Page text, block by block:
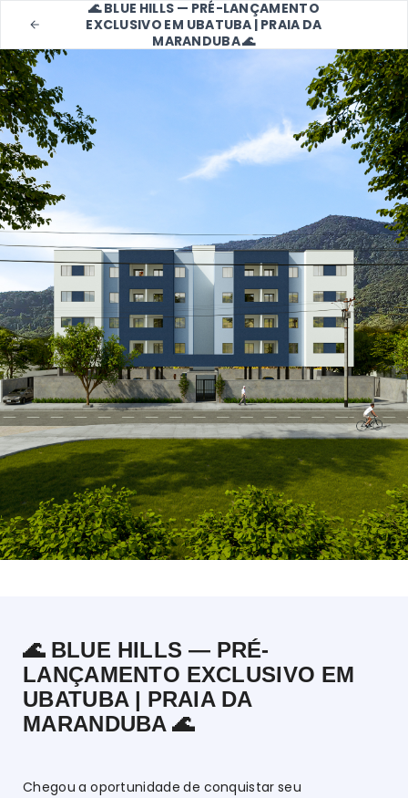
🌊 BLUE HILLS — PRÉ-LANÇAMENTO
EXCLUSIVO EM UBATUBA | PRAIA DA
MARANDUBA 🌊
🌊 BLUE HILLS — PRÉ-
LANÇAMENTO EXCLUSIVO EM
UBATUBA | PRAIA DA
MARANDUBA 🌊
Chegou a oportunidade de conquistar seu